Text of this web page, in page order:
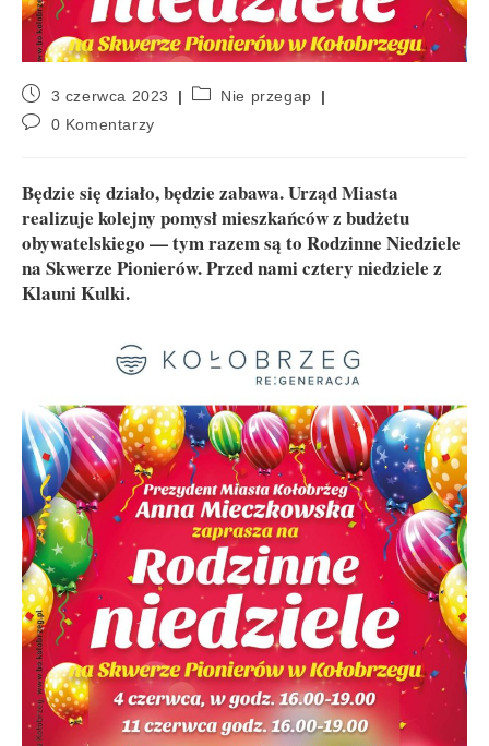
3 czerwca 2023
Nie przegap
0 Komentarzy
Będzie się działo, będzie zabawa. Urząd Miasta
realizuje kolejny pomysł mieszkańców z budżetu
obywatelskiego — tym razem są to Rodzinne Niedziele
na Skwerze Pionierów. Przed nami cztery niedziele z
Klauni Kulki.